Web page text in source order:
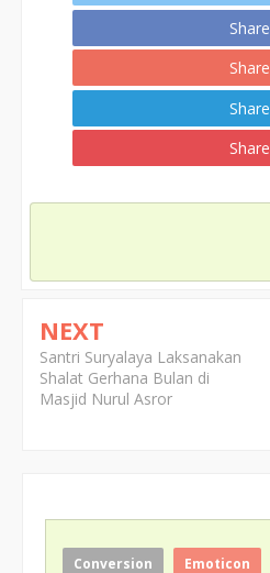
Share
Share
Share
Share
NEXT
Santri Suryalaya Laksanakan
Shalat Gerhana Bulan di
Masjid Nurul Asror
Conversion Emoticon